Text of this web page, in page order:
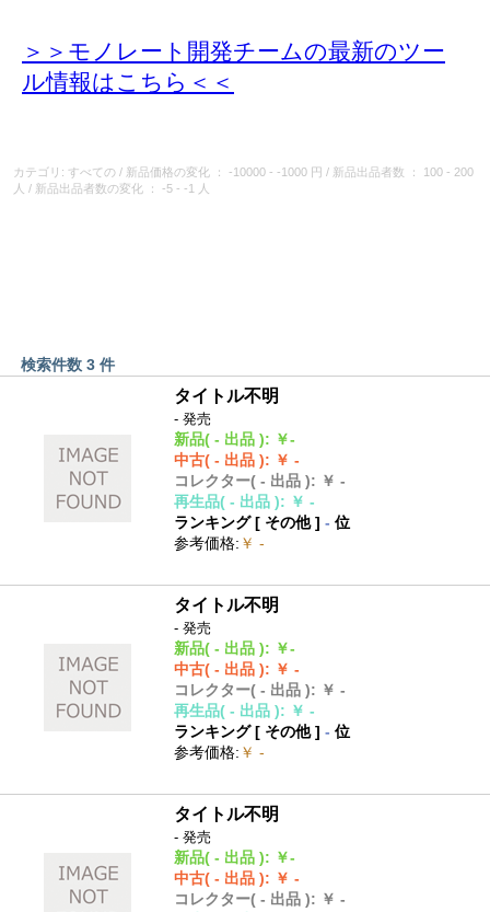
＞＞モノレート開発チームの最新のツー
ル情報はこちら＜＜
カテゴリ: すべての / 新品価格の変化 ： -10000 - -1000 円 / 新品出品者数
： 100 - 200
人 / 新品出品者数の変化 ： -5 - -1 人
検索件数 3 件
タイトル不明
- 発売
新品( - 出品 ): ￥-
中古( - 出品 ): ￥ -
コレクター( - 出品 ): ￥ -
再生品( - 出品 ): ￥ -
ランキング [ その他]- 位
参考価格: ￥ -
タイトル不明
- 発売
新品( - 出品 ): ￥-
中古( - 出品 ): ￥ -
コレクター( - 出品 ): ￥ -
再生品( - 出品 ): ￥ -
ランキング [ その他]- 位
参考価格: ￥ -
タイトル不明
- 発売
新品( - 出品 ): ￥-
中古( - 出品 ): ￥ -
コレクター( - 出品 ): ￥ -